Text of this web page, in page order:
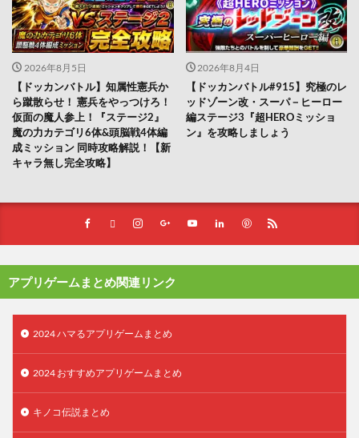
2026年8月5日
【ドッカンバトル】知属性憲兵か
ら蹴散らせ！ 憲兵をやっつけろ！
仮面の魔人参上！『ステージ2』
魔の力カテゴリ6体&頭脳戦4体編
成ミッション 同時攻略解説！【新
キャラ無し完全攻略】
2026年8月4日
【ドッカンバトル#915】究極のレ
ッドゾーン改・スーパ－ヒーロー
編ステージ3『超HEROミッショ
ン』を攻略しましょう
アプリゲームまとめ関連リンク
2024 ハマるアプリゲームまとめ
2024 おすすめアプリゲームまとめ
キノコ伝説まとめ